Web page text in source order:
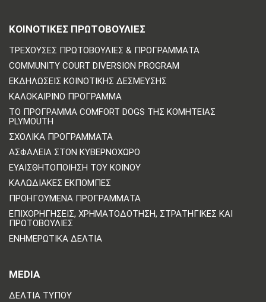
ΚΟΙΝΟΤΙΚΈΣ ΠΡΩΤΟΒΟΥΛΊΕΣ
ΤΡΈΧΟΥΣΕΣ ΠΡΩΤΟΒΟΥΛΊΕΣ & ΠΡΟΓΡΆΜΜΑΤΑ
COMMUNITY COURT DIVERSION PROGRAM
ΕΚΔΗΛΏΣΕΙΣ ΚΟΙΝΟΤΙΚΉΣ ΔΈΣΜΕΥΣΗΣ
ΚΑΛΟΚΑΙΡΙΝΌ ΠΡΌΓΡΑΜΜΑ
ΤΟ ΠΡΌΓΡΑΜΜΑ COMFORT DOGS ΤΗΣ ΚΟΜΗΤΕΊΑΣ
PLYMOUTH
ΣΧΟΛΙΚΆ ΠΡΟΓΡΆΜΜΑΤΑ
ΑΣΦΆΛΕΙΑ ΣΤΟΝ ΚΥΒΕΡΝΟΧΏΡΟ
ΕΥΑΙΣΘΗΤΟΠΟΊΗΣΗ ΤΟΥ ΚΟΙΝΟΎ
ΚΑΛΩΔΙΑΚΈΣ ΕΚΠΟΜΠΈΣ
ΠΡΟΗΓΟΎΜΕΝΑ ΠΡΟΓΡΆΜΜΑΤΑ
ΕΠΙΧΟΡΗΓΉΣΕΙΣ, ΧΡΗΜΑΤΟΔΌΤΗΣΗ, ΣΤΡΑΤΗΓΙΚΈΣ ΚΑΙ
ΠΡΩΤΟΒΟΥΛΊΕΣ
ΕΝΗΜΕΡΩΤΙΚΆ ΔΕΛΤΊΑ
MEDIA
ΔΕΛΤΊΑ ΤΎΠΟΥ